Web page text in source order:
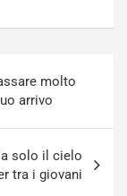
molto
arrivo
solo il cielo
tra i giovani